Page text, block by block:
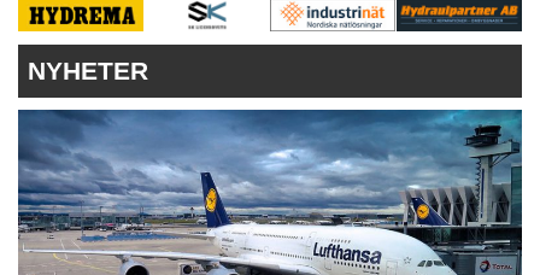
PRENUMERERA
ANNONSERA
NYHETER